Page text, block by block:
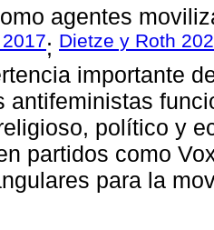
agentes
; Dietze y Roth
importante
antifeministas
político y
partidos como
para la